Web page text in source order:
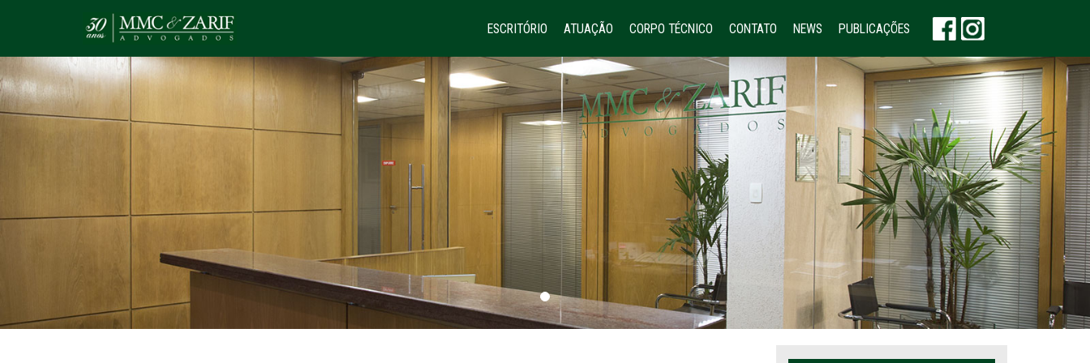
ESCRITÓRIO ATUAÇÃO CORPO TÉCNICO CONTATO NEWS PUBLICAÇÕES